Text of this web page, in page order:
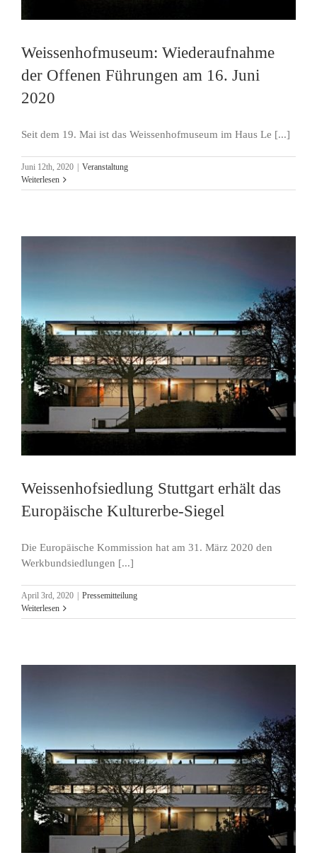
Weissenhofmuseum: Wiederaufnahme
der Offenen Führungen am 16. Juni
2020
Seit dem 19. Mai ist das Weissenhofmuseum im Haus Le [...]
Juni 12th, 2020 | Veranstaltung
Weiterlesen
Weissenhofsiedlung Stuttgart erhält das
Europäische Kulturerbe-Siegel
Die Europäische Kommission hat am 31. März 2020 den
Werkbundsiedlungen [...]
April 3rd, 2020
Pressemitteilung
Weiterlesen